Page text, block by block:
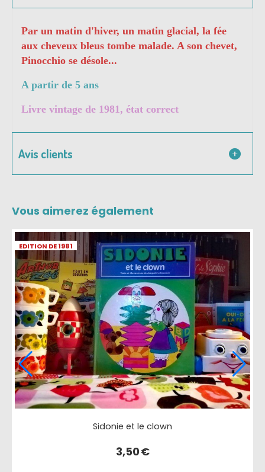
Par un matin d'hiver, un matin glacial, la fée
aux cheveux bleus tombe malade. A son chevet,
Pinocchio se désole...
A partir de 5 ans
Livre vintage de 1981, état correct
Avis clients
Vous aimerez également
Sidonie et le clown
€
DE 1981 EDITION